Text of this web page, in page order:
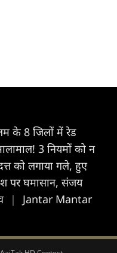
के 8 जिलों में रेड
3 नियमों को न
को लगाया गले, हुए
पर घमासान, संजय
|
Jantar Mantar